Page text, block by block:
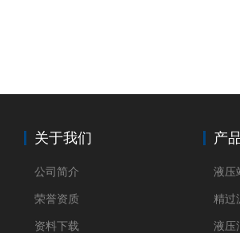
关于我们
公司简介
荣誉资质
资料下载
产
液压